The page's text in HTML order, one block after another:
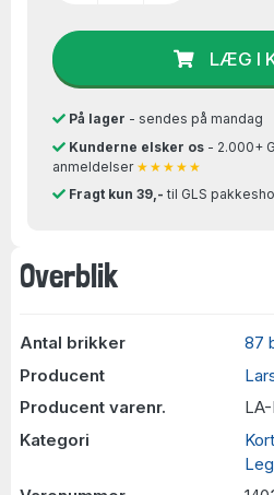
Overblik
Antal brikker
87
Producent
Producent varenr.
Kategori
LÆG I
På lager - sendes på mandag
Kunderne elsker os- 2.000+
anmeldelser ★★★★★
Fragt kun 39,- til GLS